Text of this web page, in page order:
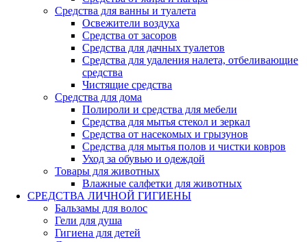
Средства для ванны и туалета
Освежители воздуха
Средства от засоров
Средства для дачных туалетов
Средства для удаления налета, отбеливающие
средства
Чистящие средства
Средства для дома
Полироли и средства для мебели
Средства для мытья стекол и зеркал
Средства от насекомых и грызунов
Средства для мытья полов и чистки ковров
Уход за обувью и одеждой
Товары для животных
Влажные салфетки для животных
СРЕДСТВА ЛИЧНОЙ ГИГИЕНЫ
Бальзамы для волос
Гели для душа
Гигиена для детей